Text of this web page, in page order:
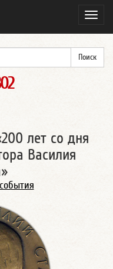
лет со дня
Василия